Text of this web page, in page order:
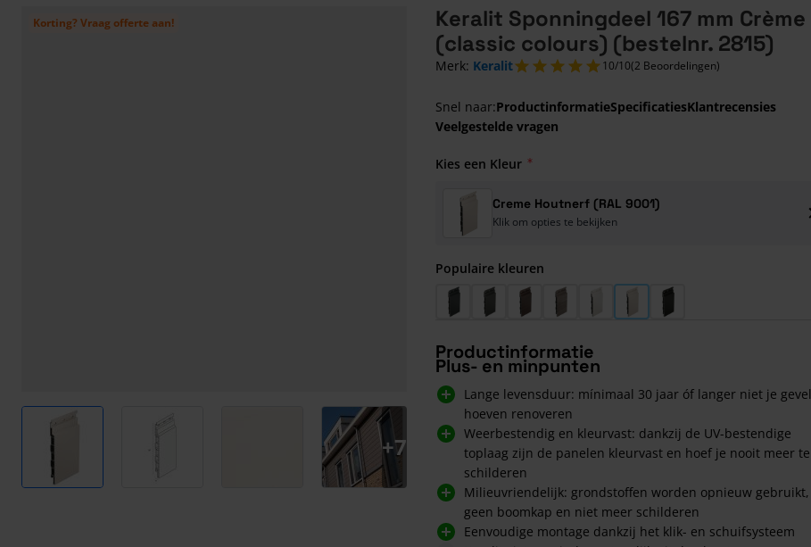
Korting? Vraag offerte aan!
View larger image View larger image View larger imageView larger image
+7
Keralit Sponningdeel 167 mm Crème
(classic colours) (bestelnr. 2815)
Merk: Keralit 10/10(2 Beoordelingen)
Snel naar:ProductinformatieSpecificatiesKlantrecensies
Veelgestelde vragen
Kies een Kleur
Creme Houtnerf (RAL 9001)
Klik om opties te bekijken
Populaire kleuren
Antraciet Houtnerf (RAL 7016)
Basaltgrijs Houtnerf (RAL 7012)
Bruin Eiken Houtnerf
Taupe Eiken Houtnerf
Wit Houtnerf (RAL 9016)
Creme Houtnerf (RAL 9001)
Grafiet Zwart Houtnerf
Productinformatie
Plus- en minpunten
Lange levensduur: mínimaal 30 jaar óf langer niet je gevel
hoeven renoveren
Weerbestendig en kleurvast: dankzij de UV-bestendige
toplaag zijn de panelen kleurvast en hoef je nooit meer te
schilderen
Milieuvriendelijk: grondstoffen worden opnieuw gebruikt,
geen boomkap en niet meer schilderen
Eenvoudige montage dankzij het klik- en schuifsysteem